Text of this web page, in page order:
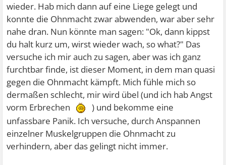
wieder. Hab mich dann auf eine Liege gelegt und
konnte die Ohnmacht zwar abwenden, war aber sehr
nahe dran. Nun könnte man sagen: "Ok, dann kippst
du halt kurz um, wirst wieder wach, so what?" Das
versuche ich mir auch zu sagen, aber was ich ganz
furchtbar finde, ist dieser Moment, in dem man quasi
gegen die Ohnmacht kämpft. Mich fühle mich so
dermaßen schlecht, mir wird übel (und ich hab Angst
vorm Erbrechen
) und bekomme eine
unfassbare Panik. Ich versuche, durch Anspannen
einzelner Muskelgruppen die Ohnmacht zu
verhindern, aber das gelingt nicht immer.